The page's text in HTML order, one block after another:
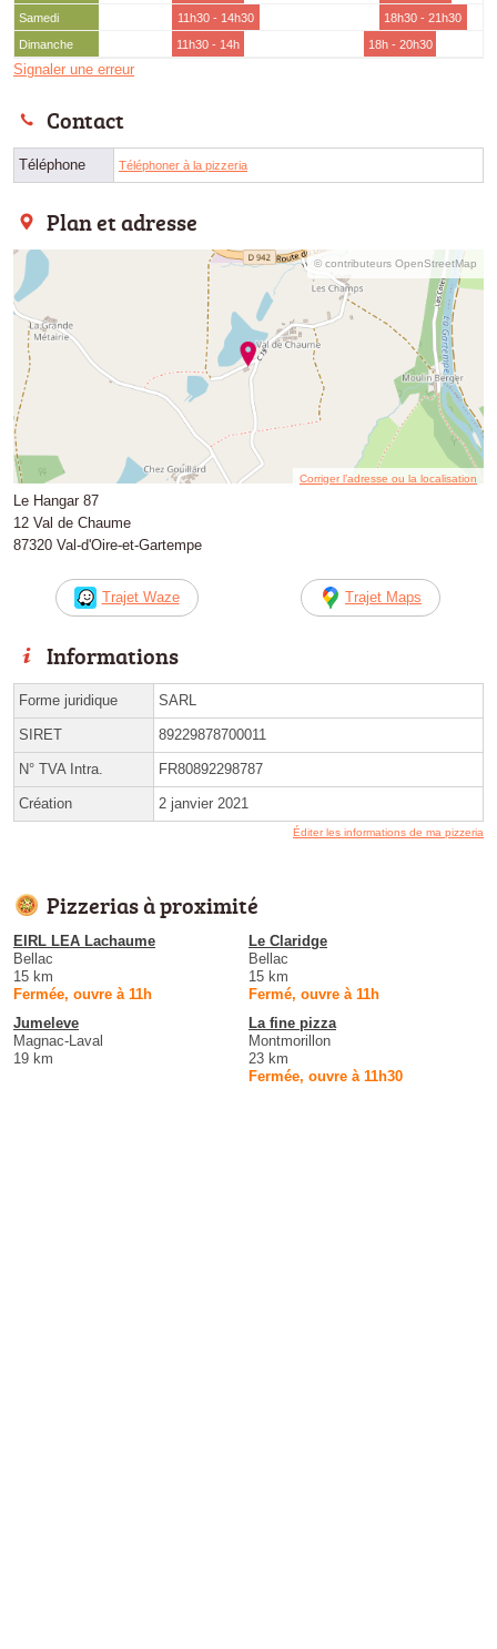
Samedi
11h30 - 14h30
18h30 - 21h30
Dimanche
11h30 - 14h 18h - 20h30
Signaler une erreur
Contact
Téléphone Téléphoner à la pizzeria
Plan et adresse
© contributeurs OpenStreetMap
Corriger l’adresse ou la localisation
Le Hangar 87
12 Val de Chaume
87320 Val-d'Oire-et-Gartempe
Trajet Waze Trajet Maps
Informations
Forme juridique SARL
SIRET 89229878700011
N° TVA Intra. FR80892298787
Création 2 janvier 2021
Éditer les informations de ma pizzeria
Pizzerias à proximité
EIRL LEA Lachaume
Bellac
15 km
Fermée, ouvre à 11h
Le Claridge
Bellac
15 km
Fermé, ouvre à 11h
Jumeleve
Magnac-Laval
19 km
La fine pizza
Montmorillon
23 km
Fermée, ouvre à 11h30